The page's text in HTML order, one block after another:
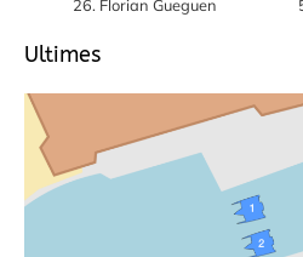
Florian Gueguen
Ultimes